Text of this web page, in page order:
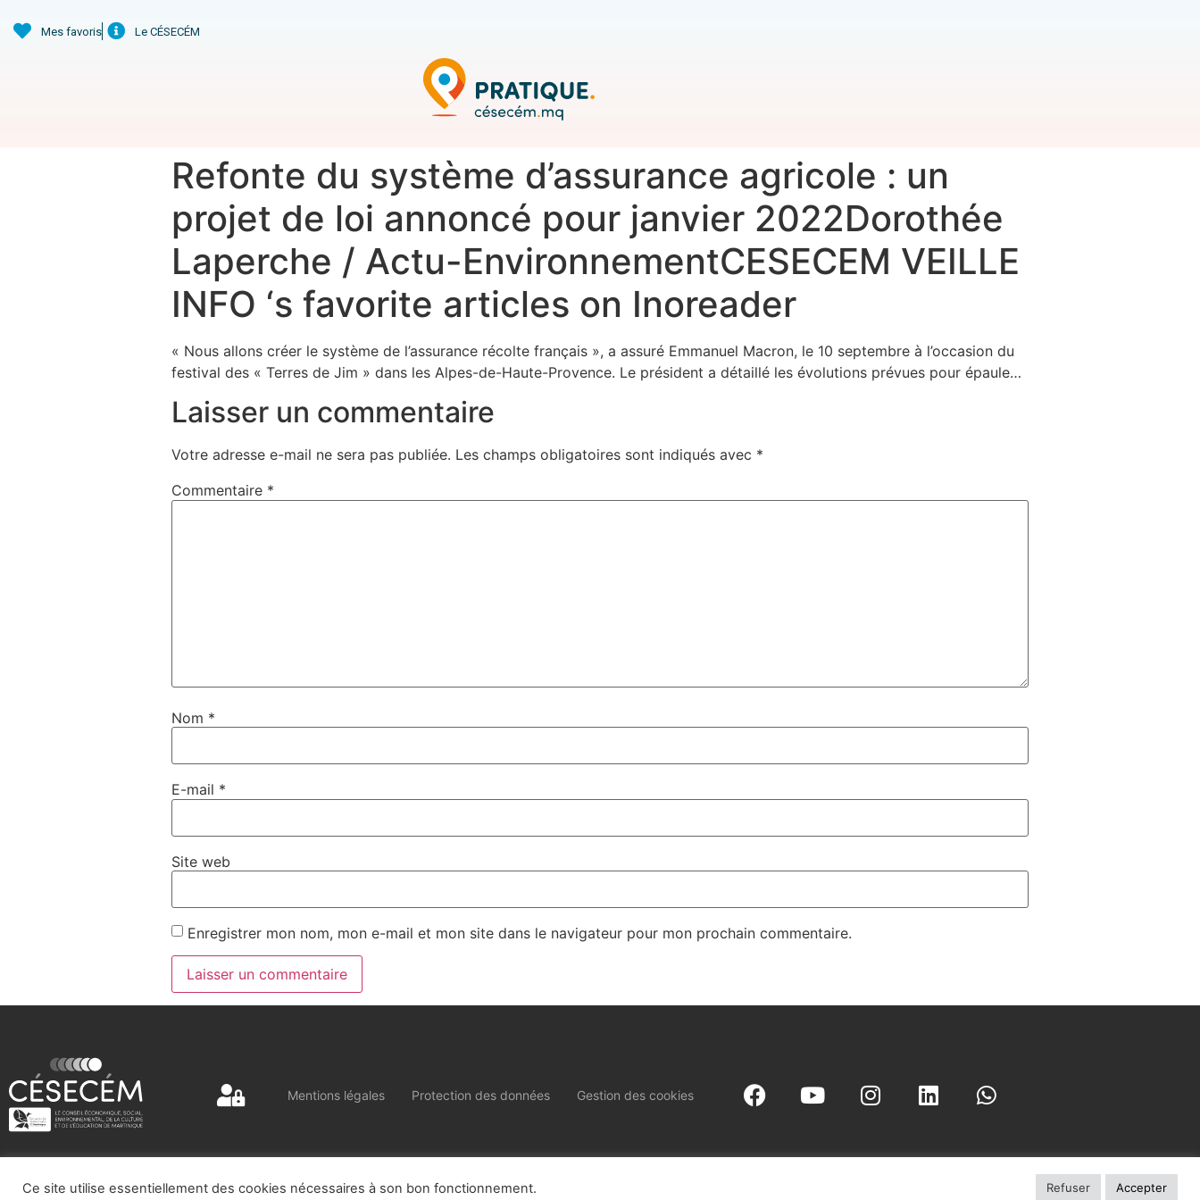
Mes favoris Le CÉSECÉM
Refonte du système d’assurance agricole : un
projet de loi annoncé pour janvier 2022Dorothée
Laperche / Actu-EnvironnementCESECEM VEILLE
INFO ‘s favorite articles on Inoreader
« Nous allons créer le système de l’assurance récolte français », a assuré Emmanuel Macron, le 10 septembre à l’occasion du
festival des « Terres de Jim » dans les Alpes-de-Haute-Provence. Le président a détaillé les évolutions prévues pour épaule…
Laisser un commentaire
Votre adresse e-mail ne sera pas publiée. Les champs obligatoires sont indiqués avec *
Commentaire *
Nom *
E-mail *
Site web
Enregistrer mon nom, mon e-mail et mon site dans le navigateur pour mon prochain commentaire.
Mentions légales Protection des données Gestion des cookies
Ce site utilise essentiellement des cookies nécessaires à son bon fonctionnement. Refuser Accepter